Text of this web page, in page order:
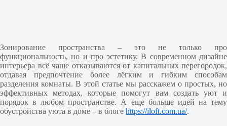
Зонирование пространства – это не только про
функциональность, но и про эстетику. В современном дизайне
интерьера всё чаще отказываются от капитальных перегородок,
отдавая предпочтение более лёгким и гибким способам
разделения комнаты. В этой статье мы расскажем о простых, но
эффективных методах, которые помогут вам создать уют и
порядок в любом пространстве. А еще больше идей на тему
обустройства уюта в доме – в блоге https://iloft.com.ua/.